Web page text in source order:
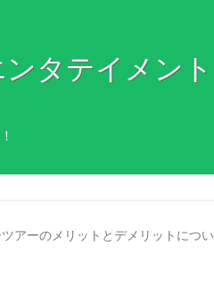
タテイメン
アーのメリットとデメリットにつ